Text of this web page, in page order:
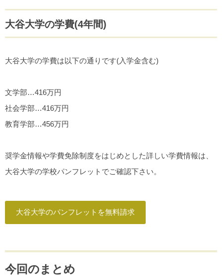
大谷大学の学費(4年間)
大谷大学の学費は以下の通りです(入学金含む)
文学部…416万円
社会学部…416万円
教育学部…456万円
奨学金情報や学費免除制度をはじめとした詳しい学費情報は、
大谷大学の学校パンフレットでご確認下さい。
大谷大学のパンフレットを無料請求
今回のまとめ